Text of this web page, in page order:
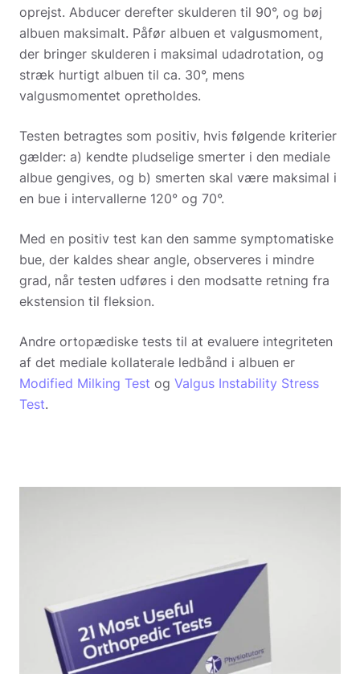
oprejst. Abducer derefter skulderen til 90°, og bøj
albuen maksimalt. Påfør albuen et valgusmoment,
der bringer skulderen i maksimal udadrotation, og
stræk hurtigt albuen til ca. 30°, mens
valgusmomentet opretholdes.
Testen betragtes som positiv, hvis følgende kriterier
gælder: a) kendte pludselige smerter i den mediale
albue gengives, og b) smerten skal være maksimal i
en bue i intervallerne 120° og 70°.
Med en positiv test kan den samme symptomatiske
bue, der kaldes shear angle, observeres i mindre
grad, når testen udføres i den modsatte retning fra
ekstension til fleksion.
Andre ortopædiske tests til at evaluere integriteten
af det mediale kollaterale ledbånd i albuen er
Modified Milking Test og Valgus Instability Stress
Test.